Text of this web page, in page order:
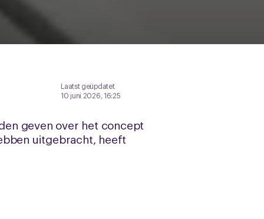
Laatst geüpdatet
10 juni 2026, 16:25
geven over het concept
uitgebracht, heeft